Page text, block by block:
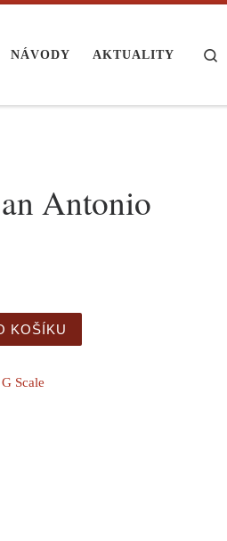
NÁVODY AKTUALITY
Antonio
množství
KOŠÍKU
G Scale